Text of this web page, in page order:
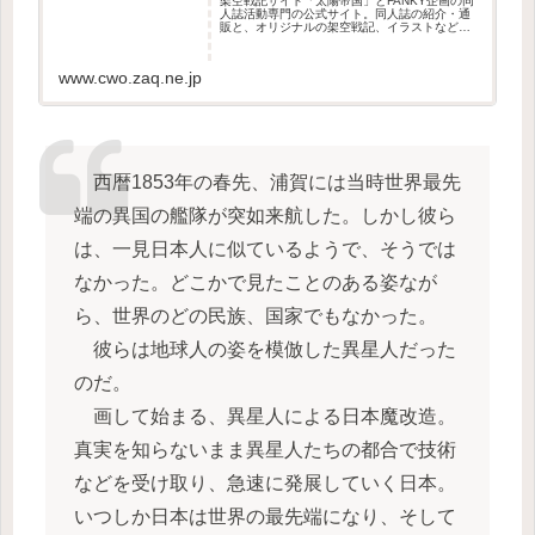
人誌活動専門の公式サイト。同人誌の紹介・通
販と、オリジナルの架空戦記、イラストなど紹
www.cwo.zaq.ne.jp
西暦1853年の春先、浦賀には当時世界最先
端の異国の艦隊が突如来航した。しかし彼ら
は、一見日本人に似ているようで、そうでは
なかった。どこかで見たことのある姿なが
ら、世界のどの民族、国家でもなかった。
彼らは地球人の姿を模倣した異星人だった
のだ。
画して始まる、異星人による日本魔改造。
真実を知らないまま異星人たちの都合で技術
などを受け取り、急速に発展していく日本。
いつしか日本は世界の最先端になり、そして